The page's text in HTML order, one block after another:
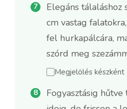
Elegáns tálaláshoz
cm vastag
fel hurkapálcára,
szórd meg
Megjelölés készként
Fogyasztásig